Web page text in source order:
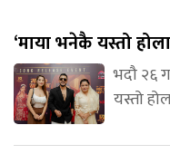
‘माया भनेकै यस्तो
भदौ २६
यस्तो